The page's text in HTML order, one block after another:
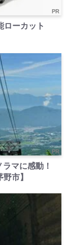
PR
ローカット
PR
マに感動！
市】